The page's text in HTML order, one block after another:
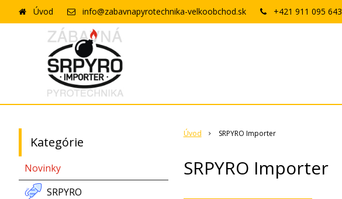
Úvod info@zabavnapyrotechnika-velkoobchod.sk +421 911 095 643
Úvod SRPYRO Importer
SRPYRO Importer
Kategórie
Novinky
SRPYRO